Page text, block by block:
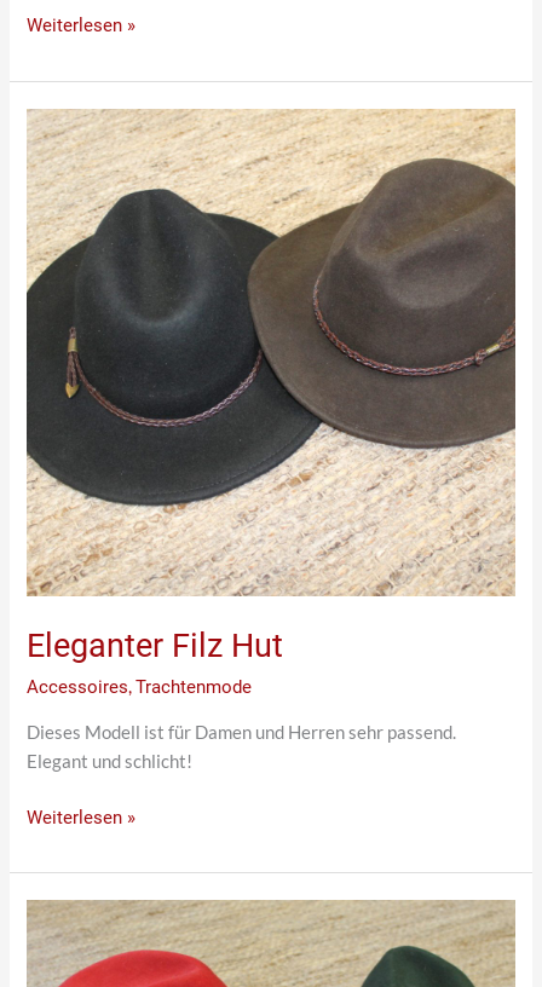
Weiterlesen »
Eleganter Filz Hut
Accessoires,Trachtenmode
Dieses Modell ist für Damen und Herren sehr passend.
Elegant und schlicht!
Eleganter
Filz
Hut
Weiterlesen »
Hut
mit
Feder